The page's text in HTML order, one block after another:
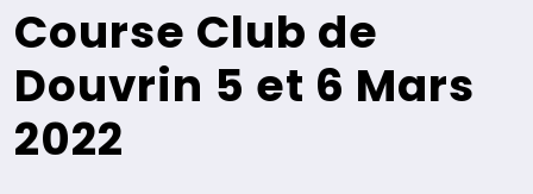
Course Club de
Douvrin 5 et 6 Mars
2022